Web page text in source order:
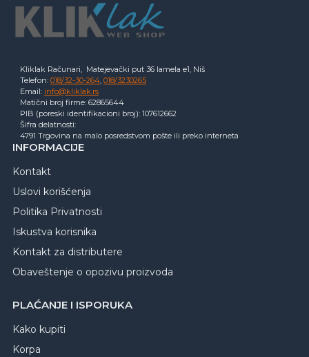
Kliklak Računari, Matejevački put 36 lamela e1, Niš
Telefon: 018/32-30-264, 018/3230265
Email: info@kliklak.rs
Matični broj firme: 62865644
PIB (poreski identifikacioni broj): 107612662
Šifra delatnosti:
4791 Trgovina na malo posredstvom pošte ili preko interneta
INFORMACIJE
Kontakt
Uslovi korišćenja
Politika Privatnosti
Iskustva korisnika
Kontakt za distributere
Obaveštenje o opozivu proizvoda
PLAĆANJE I ISPORUKA
Kako kupiti
Korpa